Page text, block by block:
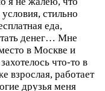
стильно
еда,
денег… Мне
в Москве и
что-то в
взрослая, работает
друзья меня